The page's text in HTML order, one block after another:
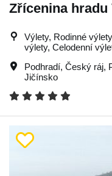
Zřícenina
Výlety, Rodinné
výlety, Celodenní
Podhradí, Český ráj,
Jičínsko